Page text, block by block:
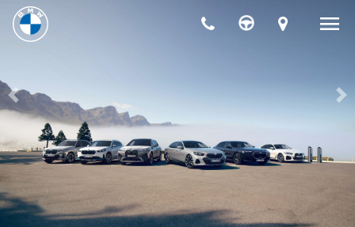
전기차
구매하기 chevron_right
더 알아보기 chevron_right
menu
Previous